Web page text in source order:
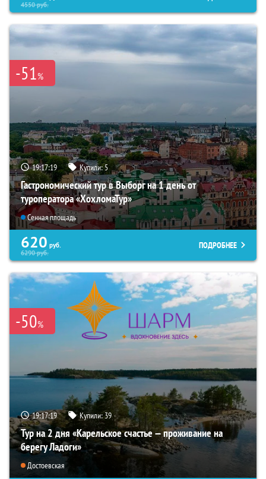
4550руб.
-51%
19:17:18 Купили:5
Гастрономический тур в Выборг на 1 день от
туроператора «ХохломаТур»
Сенная площадь
620 руб.
6290руб.
ПОДРОБНЕЕ
-50%
19:17:18 Купили:39
Тур на 2 дня «Карельское счастье — проживание на
берегу Ладоги»
Достоевская